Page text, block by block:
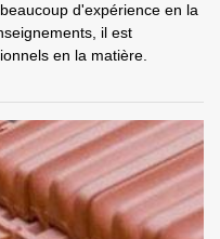
d'expérience en la
il est
en la matière.